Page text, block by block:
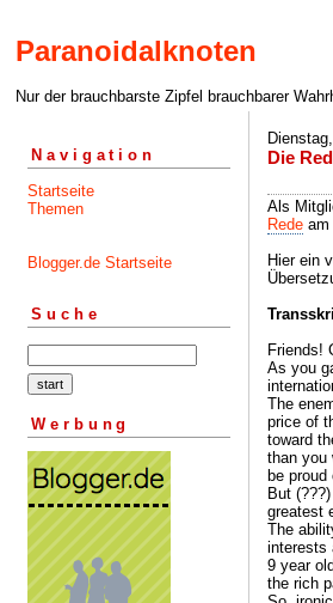
Paranoidalknoten
Nur der brauchbarste Zipfel brauchbarer
Navigation
Startseite
Themen
Blogger.de Startseite
Suche
Werbung
Die
Als
Rede am
Hier ein
Friends!
As you
The
price of
toward
than you
be proud
But
greatest
The
interests
9 year
the rich